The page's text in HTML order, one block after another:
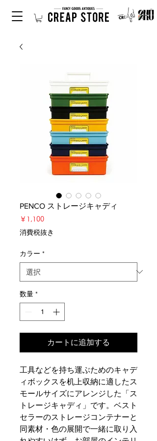
PENCO ストレージキャディ
￥1,100価
消費税抜き
カラー *
数量 *
カートに追加する
工具などを持ち運ぶためのキャデ
ィボックスを机上収納に適したス
モールサイズにアレンジした「ス
トレージキャディ」です。ベスト
セラーのストレージコンテナーと
同素材・色の展開で一緒に取り入